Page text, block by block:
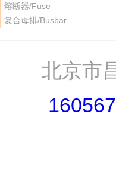
熔断器/Fuse
复合母排/Busbar
北京市